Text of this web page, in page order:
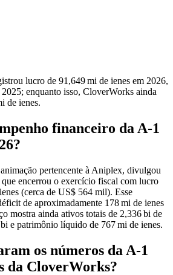
lucro de 91,649 mi de ienes em 2026,
enquanto isso, CloverWorks ainda
de ienes.
financeiro da A-1
pertencente à Aniplex, divulgou
encerrou o exercício fiscal com lucro
(cerca de US$ 564 mil). Esse
de aproximadamente 178 mi de ienes
mostra ainda ativos totais de 2,336 bi de
e patrimônio líquido de 767 mi de ienes.
os números da A-1
da CloverWorks?